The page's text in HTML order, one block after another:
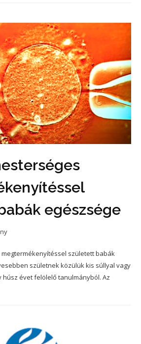
egészsége
megtermékenyítéssel született babák
születnek közülük kis súllyal vagy
húsz évet felölelő tanulmányból. Az